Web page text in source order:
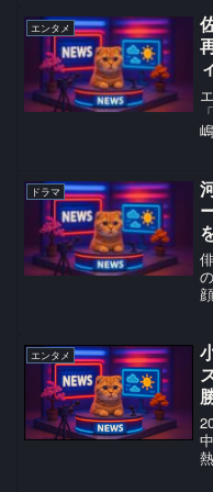
エンタメ
ドラマ
エンタメ